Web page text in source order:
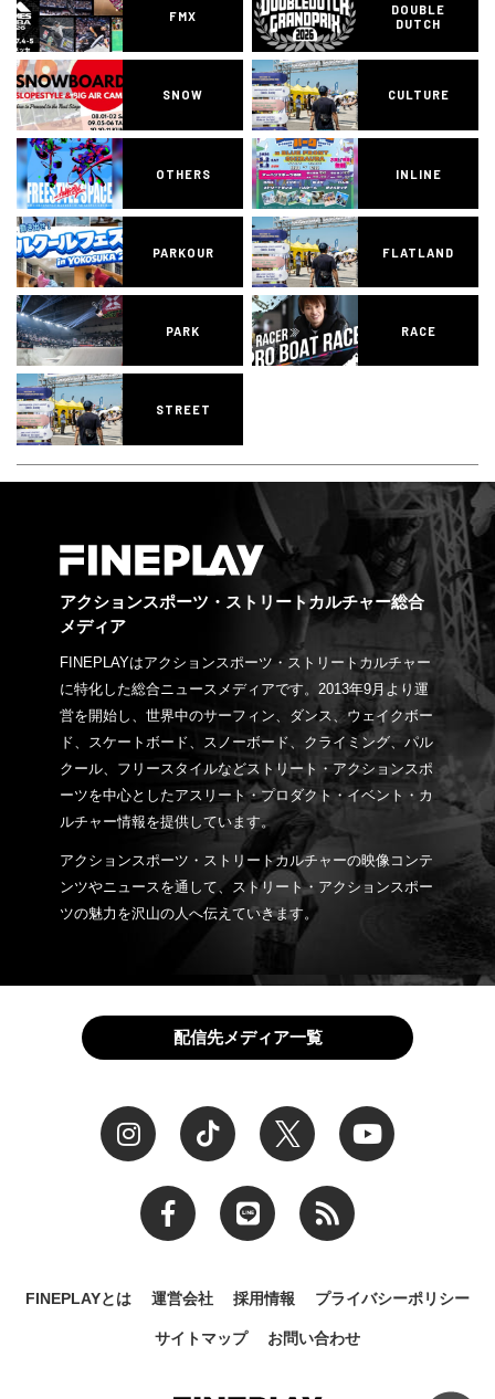
FMX
DOUBLE
DUTCH
SNOW CULTURE
OTHERS INLINE
PARKOUR FLATLAND
PARK RACE
STREET
アクションスポーツ・ストリートカルチャー総合
メディア
FINEPLAYはアクションスポーツ・ストリートカルチャー
に特化した総合ニュースメディアです。2013年9月より運
営を開始し、世界中のサーフィン、ダンス、ウェイクボー
ド、スケートボード、スノーボード、クライミング、パル
クール、フリースタイルなどストリート・アクションスポ
ーツを中心としたアスリート・プロダクト・イベント・カ
ルチャー情報を提供しています。
アクションスポーツ・ストリートカルチャーの映像コンテ
ンツやニュースを通して、ストリート・アクションスポー
ツの魅力を沢山の人へ伝えていきます。
配信先メディア一覧
FINEPLAYとは 運営会社 採用情報 プライバシーポリシー
サイトマップ お問い合わせ